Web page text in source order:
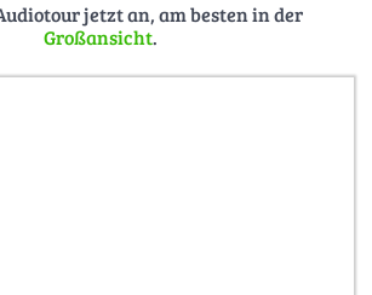
jetzt an, am besten in der
Großansicht.